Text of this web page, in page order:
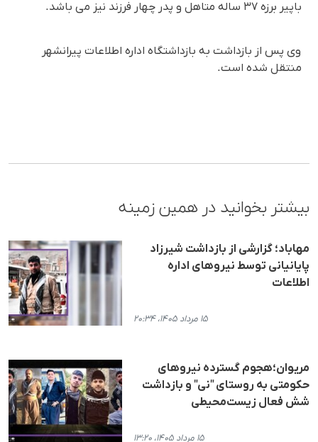
باپیر برزە ٣٧ سالە متاهل و پدر چهار فرزند نیز می باشد.
وی پس از بازداشت بە بازداشتگاه ادارە اطلاعات پیرانشهر
منتقل شدە است.
بیشتر بخوانید در همین زمینه
مهاباد؛ گزارشی از بازداشت شیرزاد
پایانیانی توسط نیروهای اداره
اطلاعات
۱۵ مرداد ۱۴۰۵، ۲۰:۳۴
مریوان؛هجوم گسترده نیروهای
حکومتی به روستای "نی" و بازداشت
شش فعال زیست‌محیطی
۱۵ مرداد ۱۴۰۵، ۱۳:۲۰